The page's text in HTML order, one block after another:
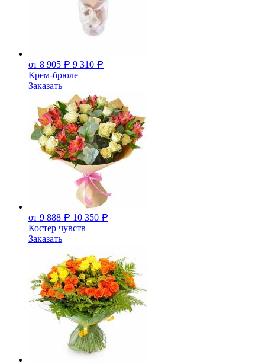
от 8 905 Р 9 310 Р
Крем-брюле
Заказать
от 9 888 Р 10 350 Р
Костер чувств
Заказать